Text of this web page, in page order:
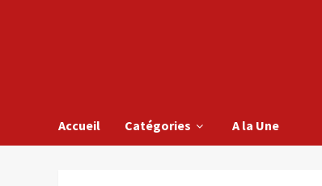
Accueil Catégories A la Une